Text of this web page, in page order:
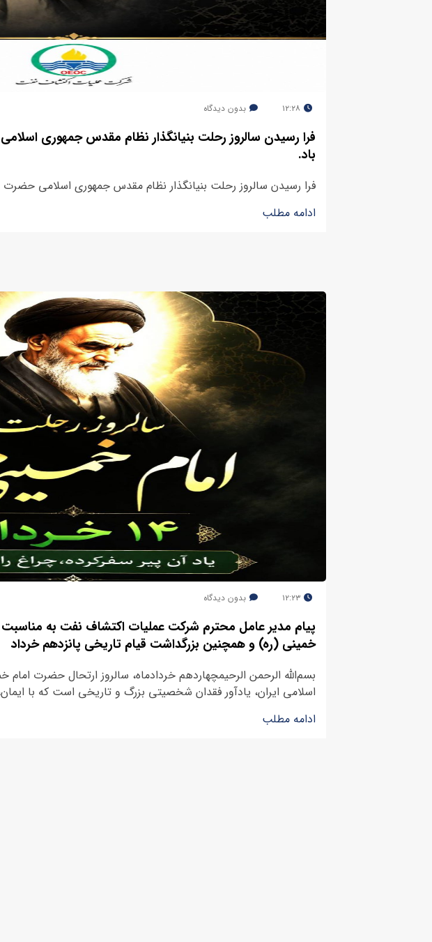
۱۲:۲۸ بدون دیدگاه
فرا رسیدن سالروز رحلت بنیانگذار نظام مقدس جمهوری
باد.
فرا رسیدن سالروز رحلت بنیانگذار نظام مقدس جمهوری اسلامی
ادامه مطلب
۱۲:۲۳ بدون دیدگاه
پیام مدیر عامل محترم شرکت عملیات اکتشاف نفت به مناسبت
خمینی (ره) و همچنین بزرگداشت قیام تاریخی پانزدهم خرداد
بسم‌الله الرحمن الرحیمچهاردهم خردادماه، سالروز ارتحال حضرت امام
اسلامی ایران، یادآور فقدان شخصیتی بزرگ و تاریخی است که با
ادامه مطلب